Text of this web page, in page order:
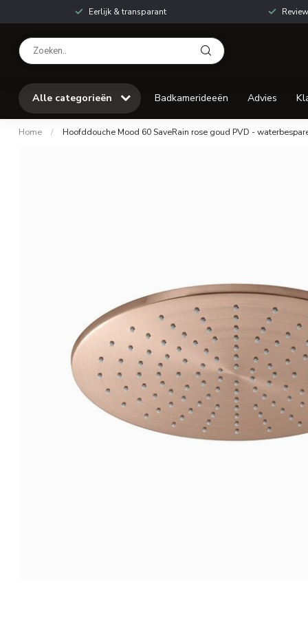
Eerlijk & transparant
Alle categorieën Badkamerideeën Advies
Home / Hoofddouche Mood 60 SaveRain rose goud PVD -